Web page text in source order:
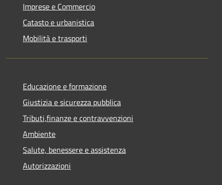
Imprese e Commercio
Catasto e urbanistica
Mobilità e trasporti
Educazione e formazione
Giustizia e sicurezza pubblica
Tributi,finanze e contravvenzioni
Ambiente
Salute, benessere e assistenza
Autorizzazioni